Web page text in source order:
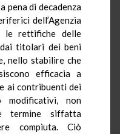
pena di decadenza
dell’Agenzia
le rettifiche delle
titolari dei beni
nello stabilire che
efficacia a
ai contribuenti dei
non
termine siffatta
compiuta. Ciò